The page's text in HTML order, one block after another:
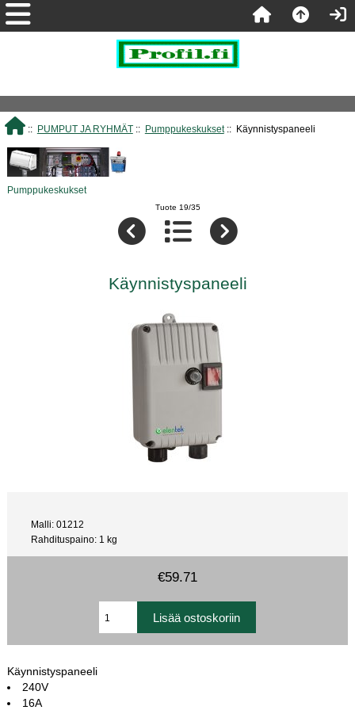
:: PUMPUT JA RYHMÄT:: Pumppukeskukset:: Käynnistyspaneeli
Pumppukeskukset
Tuote 19/35
Käynnistyspaneeli
Malli: 01212
Rahdituspaino: 1 kg
€59.71
Käynnistyspaneeli
240V
16A